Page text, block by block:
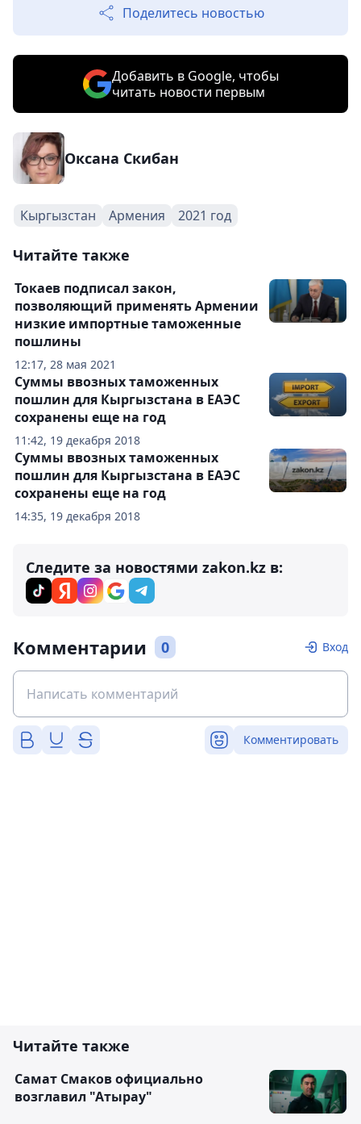
Поделитесь новостью
Добавить в Google, чтобы
читать новости первым
Оксана Скибан
Кыргызстан Армения 2021 год
Читайте также
12:17, 28 мая 2021
Токаев подписал закон,
позволяющий применять Армении
низкие импортные таможенные
пошлины
11:42, 19 декабря 2018
Суммы ввозных таможенных
пошлин для Кыргызстана в ЕАЭС
сохранены еще на год
14:35, 19 декабря 2018
Суммы ввозных таможенных
пошлин для Кыргызстана в ЕАЭС
сохранены еще на год
Следите за новостями zakon.kz в:
Комментарии 0 Вход
Комментировать
Читайте также
Самат Смаков официально
возглавил "Атырау"